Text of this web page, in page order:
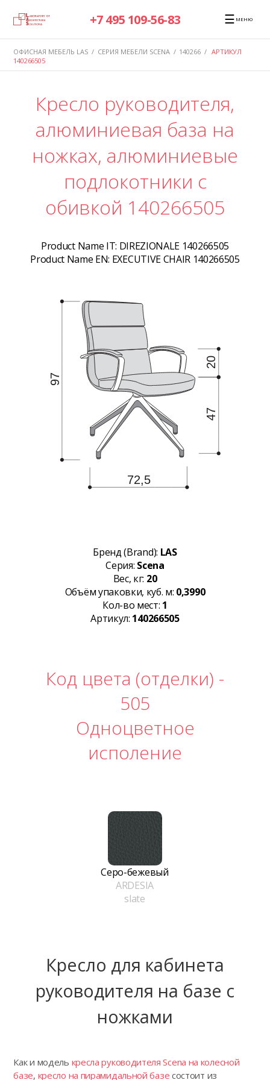
+7 495 109-56-83 ☰ МЕНЮ
ОФИСНАЯ МЕБЕЛЬ LAS / СЕРИЯ МЕБЕЛИ SCENA / 140266 / АРТИКУЛ
140266505
Кресло руководителя,
алюминиевая база на
ножках, алюминиевые
подлокотники с
обивкой 140266505
Product Name IT: DIREZIONALE 140266505
Product Name EN: EXECUTIVE CHAIR 140266505
Бренд (Brand): LAS
Серия: Scena
Вес, кг: 20
Объём упаковки, куб. м: 0,3990
Кол-во мест: 1
Артикул: 140266505
Код цвета (отделки) -
505
Одноцветное
исполение
Серо-бежевый
ARDESIA
slate
Кресло для кабинета
руководителя на базе с
ножками
Как и модель кресла руководителя Scena на колесной
базе, кресло на пирамидальной базе состоит из